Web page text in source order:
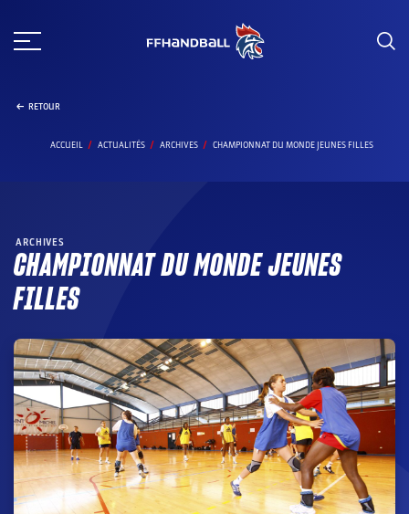
au
RETOUR
ACCUEIL ACTUALITÉS ARCHIVES CHAMPIONNAT DU MONDE JEUNES FILLES
ARCHIVES
CHAMPIONNAT DU MONDE JEUNES
FILLES